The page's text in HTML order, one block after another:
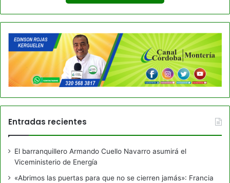
Entradas recientes
El barranquillero Armando Cuello Navarro asumirá el
Viceministerio de Energía
«Abrimos las puertas para que no se cierren jamás»: Francia